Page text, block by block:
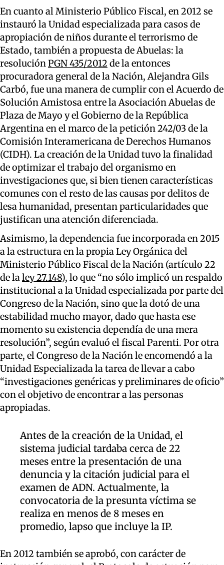
En cuanto al Ministerio Público Fiscal, en 2012 se
instauró la Unidad especializada para casos de
apropiación de niños durante el terrorismo de
Estado, también a propuesta de Abuelas: la
resoluciónPGN 435/2012 de la entonces
procuradora general de la Nación, Alejandra Gils
Carbó, fue una manera de cumplir con el Acuerdo de
Solución Amistosa entre la Asociación Abuelas de
Plaza de Mayo y el Gobierno de la República
Argentina en el marco de la petición 242/03 de la
Comisión Interamericana de Derechos Humanos
(CIDH). La creación de la Unidad tuvo la finalidad
de optimizar el trabajo del organismo en
investigaciones que, si bien tienen características
comunes con el resto de las causas por delitos de
lesa humanidad, presentan particularidades que
justifican una atención diferenciada.
Asimismo, la dependencia fue incorporada en 2015
a la estructura en la propia Ley Orgánica del
Ministerio Público Fiscal de la Nación (artículo 22
de laley 27.148), lo que “no sólo implicó un respaldo
institucional a la Unidad especializada por parte del
Congreso de la Nación, sino que la dotó de una
estabilidad mucho mayor, dado que hasta ese
momento su existencia dependía de una mera
resolución”, según evaluó el fiscal Parenti. Por otra
parte, el Congreso de la Nación le encomendó a la
Unidad Especializada la tarea de llevar a cabo
“investigaciones genéricas y preliminares de oficio”
con el objetivo de encontrar a las personas
apropiadas.
Antes de la creación de la Unidad, el
sistema judicial tardaba cerca de 22
meses entre la presentación de una
denuncia y la citación judicial para el
examen de ADN. Actualmente, la
convocatoria de la presunta víctima se
realiza en menos de 8 meses en
promedio, lapso que incluye la IP.
En 2012 también se aprobó, con carácter de